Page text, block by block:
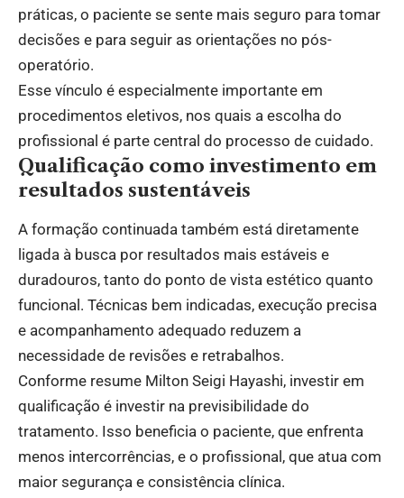
práticas, o paciente se sente mais seguro para tomar
decisões e para seguir as orientações no pós-
operatório.
Esse vínculo é especialmente importante em
procedimentos eletivos, nos quais a escolha do
profissional é parte central do processo de cuidado.
Qualificação como investimento em
resultados sustentáveis
A formação continuada também está diretamente
ligada à busca por resultados mais estáveis e
duradouros, tanto do ponto de vista estético quanto
funcional. Técnicas bem indicadas, execução precisa
e acompanhamento adequado reduzem a
necessidade de revisões e retrabalhos.
Conforme resume Milton Seigi Hayashi, investir em
qualificação é investir na previsibilidade do
tratamento. Isso beneficia o paciente, que enfrenta
menos intercorrências, e o profissional, que atua com
maior segurança e consistência clínica.